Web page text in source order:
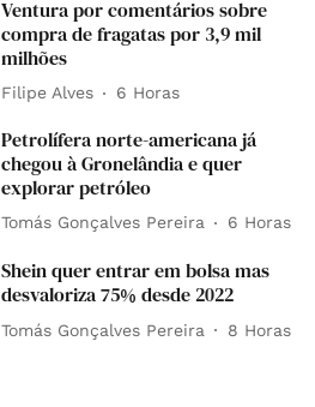
Ventura por comentários sobre
compra de fragatas por 3,9 mil
milhões
Filipe Alves 6 Horas
Petrolífera norte-americana já
chegou à Gronelândia e quer
explorar petróleo
Tomás Gonçalves Pereira 6 Horas
Shein quer entrar em bolsa mas
desvaloriza 75% desde 2022
Tomás Gonçalves Pereira 8 Horas